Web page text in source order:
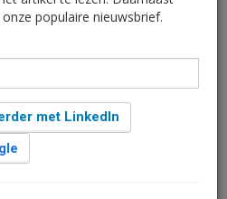
West
& Finance heeft in
Nederlandse
aangekocht. De
populaire nieuwsbrief.
met LinkedIn